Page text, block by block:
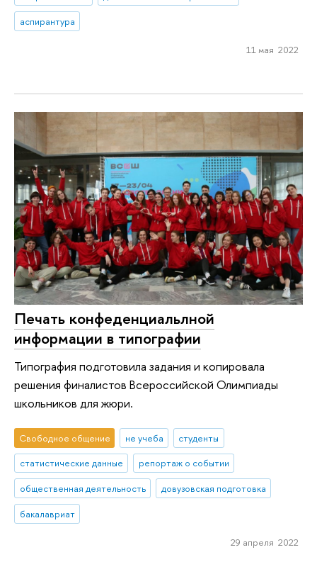
аспирантура
11 мая 2022
Печать конфеденциальлной
информации в типографии
Типография подготовила задания и копировала
решения финалистов Всероссийской Олимпиады
школьников для жюри.
Свободное общение не учеба
студенты
статистические данные
репортаж о событии
общественная деятельность
довузовская подготовка
бакалавриат
29 апреля 2022